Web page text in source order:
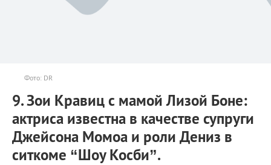
Фото: DR
9. Зои Кравиц с мамой Лизой Боне:
актриса известна в качестве супруги
Джейсона Момоа и роли Дениз в
ситкоме “Шоу Косби”.